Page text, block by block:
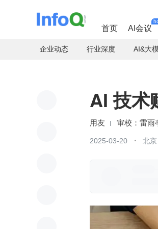
首页 AI会议
企业动态 行业深度 AI&大
AI 技术
用友 雷雨
2025-03-20 北京